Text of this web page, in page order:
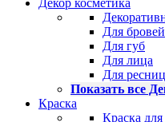
Декор косметика
Для бровей
Для губ
Для лица
Для ресниц
Показать все
Краска
Краска